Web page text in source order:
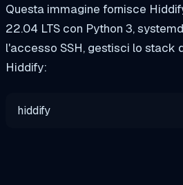
Questa immagine fornisce
22.04 LTS con Python 3,
l'accesso SSH, gestisci lo stack
Hiddify:
hiddify